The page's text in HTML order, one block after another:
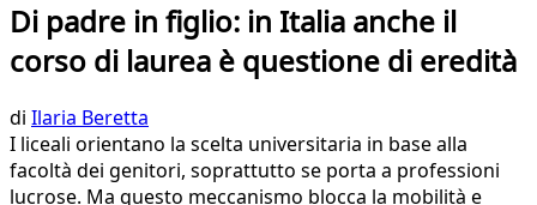
Di padre in figlio: in Italia anche il
corso di laurea è questione di eredità
di Ilaria Beretta
I liceali orientano la scelta universitaria in base alla
facoltà dei genitori, soprattutto se porta a professioni
lucrose. Ma questo meccanismo blocca la mobilità e